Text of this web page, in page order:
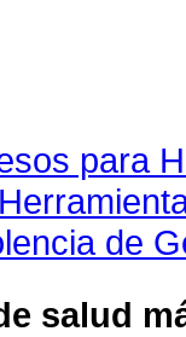
para
de
salud